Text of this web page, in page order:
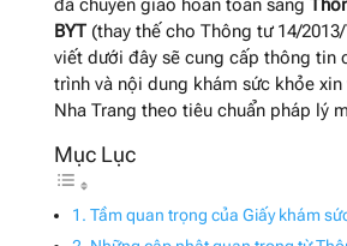
đã chuyển giao hoàn toàn sang
BYT(thay thế cho Thông tư 14/2013/
viết dưới đây sẽ cung cấp thông tin
trình và nội dung khám sức khỏe
Nha Trang theo tiêu chuẩn pháp lý
Tầm quan trọng của Giấy khám